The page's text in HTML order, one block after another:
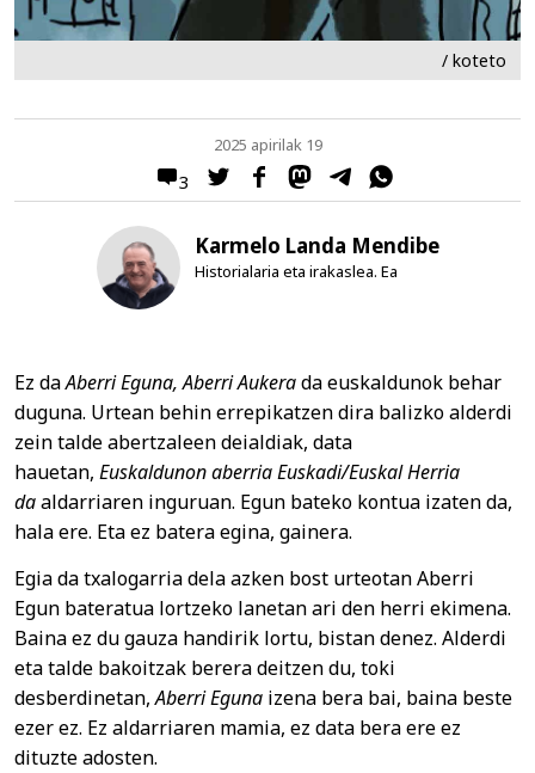
/ koteto
3
2025 apirilak 19
Karmelo Landa Mendibe
Historialaria eta irakaslea. Ea
Ez daAberri Eguna, Aberri Aukerada euskaldunok behar
duguna. Urtean behin errepikatzen dira balizko alderdi
zein talde abertzaleen deialdiak, data
hauetan, Euskaldunon aberria Euskadi/Euskal Herria
daaldarriaren inguruan. Egun bateko kontua izaten da,
hala ere. Eta ez batera egina, gainera.
Egia da txalogarria dela azken bost urteotan Aberri
Egun bateratua lortzeko lanetan ari den herri ekimena.
Baina ez du gauza handirik lortu, bistan denez. Alderdi
eta talde bakoitzak berera deitzen du, toki
desberdinetan,Aberri Eguna izena bera bai, baina beste
ezer ez. Ez aldarriaren mamia, ez data bera ere ez
dituzte adosten.